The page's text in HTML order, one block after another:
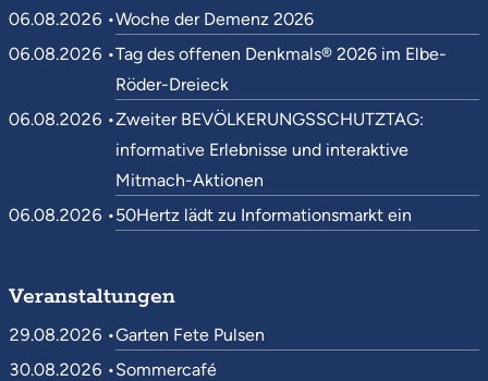
06.08.2026 •Woche der Demenz 2026
06.08.2026 •Tag des offenen Denkmals® 2026 im Elbe-
Röder-Dreieck
06.08.2026 •Zweiter BEVÖLKERUNGSSCHUTZTAG:
informative Erlebnisse und interaktive
Mitmach-Aktionen
06.08.2026 •50Hertz lädt zu Informationsmarkt ein
Veranstaltungen
29.08.2026 •Garten Fete Pulsen
30.08.2026 •Sommercafé